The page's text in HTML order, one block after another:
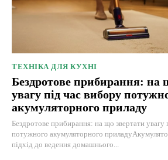
ТЕХНІКА ДЛЯ КУХНІ
Бездротове прибирання: на
увагу під час вибору
акумуляторного приладу
Бездротове прибирання: на що звертати увагу
потужного акумуляторного
підхід до ведення домашнього...